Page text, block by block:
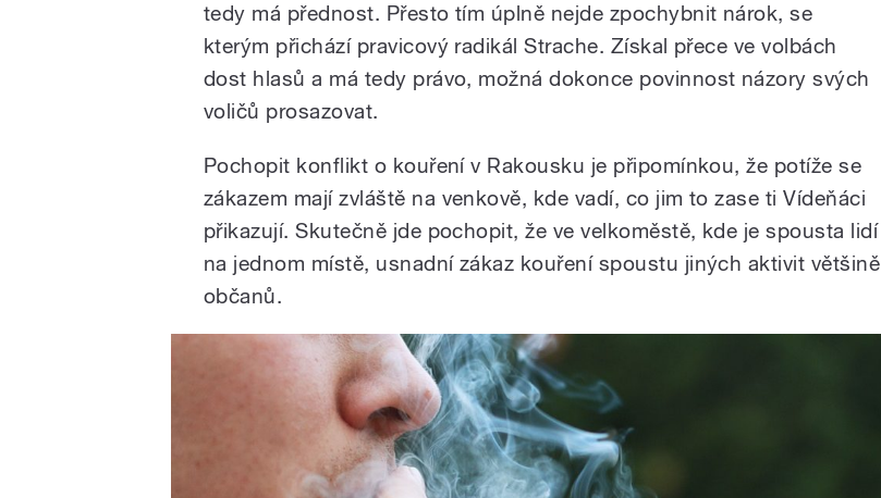
tedy má přednost. Přesto tím úplně nejde zpochybnit nárok, se
kterým přichází pravicový radikál Strache. Získal přece ve volbách
dost hlasů a má tedy právo, možná dokonce povinnost názory svých
voličů prosazovat.
Pochopit konflikt o kouření v Rakousku je připomínkou, že potíže se
zákazem mají zvláště na venkově, kde vadí, co jim to zase ti Vídeňáci
přikazují. Skutečně jde pochopit, že ve velkoměstě, kde je spousta lidí
na jednom místě, usnadní zákaz kouření spoustu jiných aktivit většině
občanů.